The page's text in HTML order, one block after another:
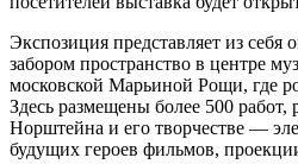
Экспозиция представляет из
забором пространство в центре
московской Марьиной Рощи, где
Здесь размещены более 500
Норштейна и его творчестве —
будущих героев фильмов,